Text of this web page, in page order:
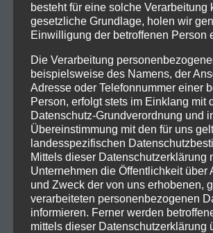
besteht für eine solche Verarbeitung
gesetzliche Grundlage, holen wir
Einwilligung der betroffenen Person
Die Verarbeitung
beispielsweise des Namens, der
Adresse oder Telefonnummer einer
Person, erfolgt stets im Einklang mit
Datenschutz-Grundverordnung und
Übereinstimmung mit den für uns
landesspezifischen
Mittels dieser Datenschutzerklärung
Unternehmen die Öffentlichkeit über
und Zweck der von uns erhobenen,
verarbeiteten personenbezogenen
informieren. Ferner werden
mittels dieser Datenschutzerklärung